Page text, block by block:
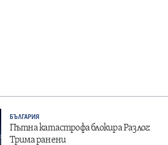
БЪЛГАРИЯ
Пътна катастрофа блокира Разлог:
Трима ранени